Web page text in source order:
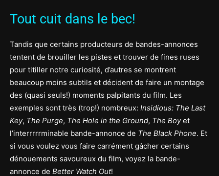
Tout cuit dans le bec!
Tandis que certains producteurs de bandes-annonces
tentent de brouiller les pistes et trouver de fines ruses
pour titiller notre curiosité, d’autres se montrent
beaucoup moins subtils et décident de faire un montage
des (quasi seuls!) moments palpitants du film. Les
exemples sont très (trop!) nombreux: Insidious: The Last
Key, The Purge, The Hole in the Ground, The Boyet
l’interrrrrminable bande-annonce de The Black Phone. Et
si vous voulez vous faire carrément gâcher certains
dénouements savoureux du film, voyez la bande-
annonce de Better Watch Out!